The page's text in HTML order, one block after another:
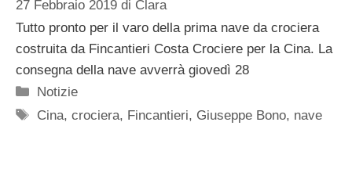
27 Febbraio 2019 di Clara
Tutto pronto per il varo della prima nave da crociera
costruita da Fincantieri Costa Crociere per la Cina. La
consegna della nave avverrà giovedì 28
Categorie
Notizie
Tag
Cina,crociera, Fincantieri, Giuseppe Bono, nave